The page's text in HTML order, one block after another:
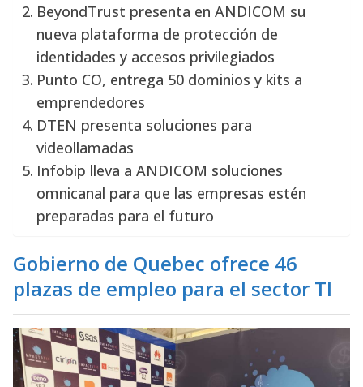
BeyondTrust presenta en ANDICOM su
nueva plataforma de protección de
identidades y accesos privilegiados
Punto CO, entrega 50 dominios y kits a
emprendedores
DTEN presenta soluciones para
videollamadas
Infobip lleva a ANDICOM soluciones
omnicanal para que las empresas estén
preparadas para el futuro
Gobierno de Quebec ofrece 46
plazas de empleo para el sector TI